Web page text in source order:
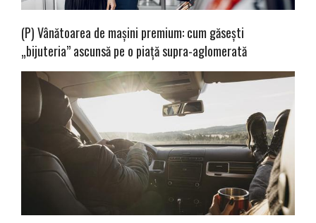
(P) Vânătoarea de mașini premium: cum găsești
„bijuteria” ascunsă pe o piață supra-aglomerată